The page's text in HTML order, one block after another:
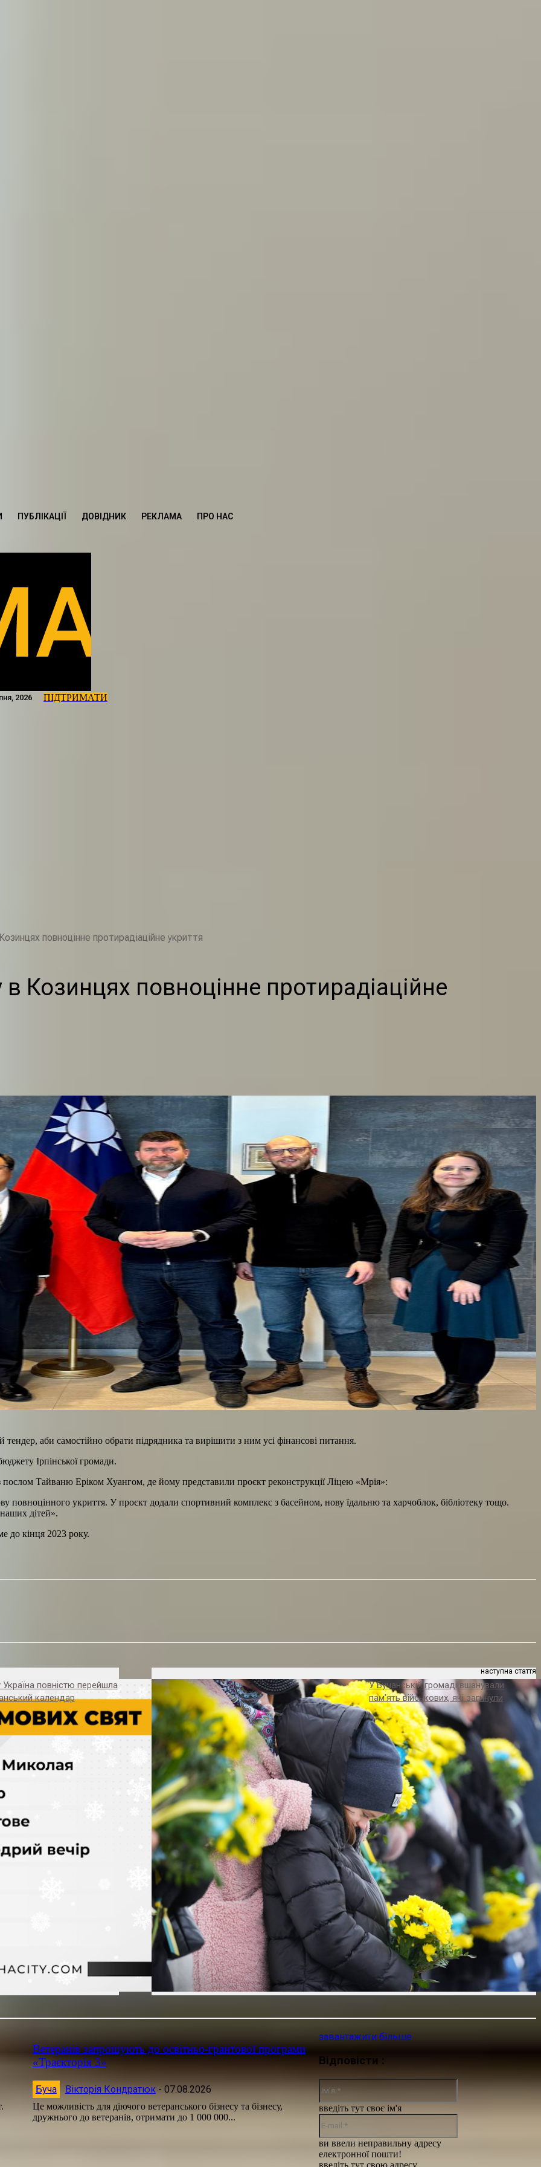
ПУБЛІКАЦІЇ ДОВІДНИК РЕКЛАМА ПРО НАС
2026 ПІДТРИМАТИ
повноцінне протирадіаційне укриття
Козинцях повноцінне протирадіаційне
аби самостійно обрати підрядника та вирішити з ним усі фінансові питання.
Ірпінської громади.
Тайваню Еріком Хуангом, де йому представили проєкт реконструкції Ліцею «Мрія»:
укриття. У проєкт додали спортивний комплекс з басейном, нову їдальню та харчоблок, бібліотеку тощо.
дітей».
до кінця 2023 року.
повністю перейшла
календар
наступна стаття
У Бучанській громаді вшанували
пам’ять військових, які загинули
Ветеранів запрошують до освітньо-грантової програми
«Траєкторія 3»
Буча Вікторія Кондратюк - 07.08.2026
Це можливість для діючого ветеранського бізнесу та бізнесу,
дружнього до ветеранів, отримати до 1 000 000...
завантажити більше
Відповісти :
Ім'я:*
введіть тут своє ім'я
E-
ви ввели неправильну адресу
електронної пошти!
введіть тут свою адресу